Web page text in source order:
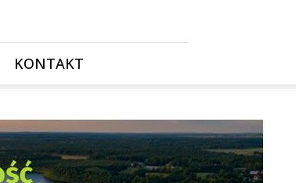
KONTAKT